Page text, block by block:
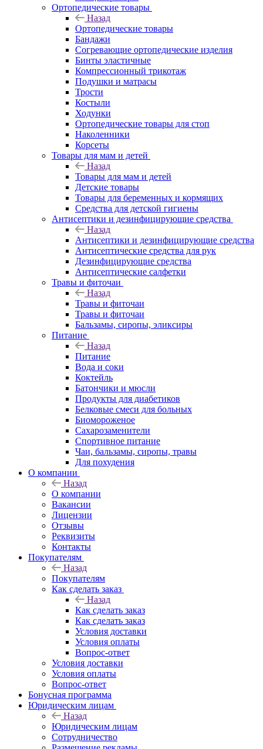
Ортопедические товары
Назад
Ортопедические товары
Бандажи
Согревающие ортопедические изделия
Бинты эластичные
Компрессионный трикотаж
Подушки и матрасы
Трости
Костыли
Ходунки
Ортопедические товары для стоп
Наколенники
Корсеты
Товары для мам и детей
Назад
Товары для мам и детей
Детские товары
Товары для беременных и кормящих
Средства для детской гигиены
Антисептики и дезинфицирующие средства
Назад
Антисептики и дезинфицирующие средства
Антисептические средства для рук
Дезинфицирующие средства
Антисептические салфетки
Травы и фиточаи
Назад
Травы и фиточаи
Травы и фиточаи
Бальзамы, сиропы, эликсиры
Питание
Назад
Питание
Вода и соки
Коктейль
Батончики и мюсли
Продукты для диабетиков
Белковые смеси для больных
Биомороженое
Сахарозаменители
Спортивное питание
Чаи, бальзамы, сиропы, травы
Для похудения
О компании
Назад
О компании
Вакансии
Лицензии
Отзывы
Реквизиты
Контакты
Покупателям
Назад
Покупателям
Как сделать заказ
Назад
Как сделать заказ
Как сделать заказ
Условия доставки
Условия оплаты
Вопрос-ответ
Условия доставки
Условия оплаты
Вопрос-ответ
Бонусная программа
Юридическим лицам
Назад
Юридическим лицам
Сотрудничество